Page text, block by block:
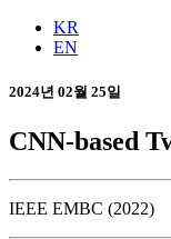
KR
EN
2024년 02월 25일
CNN-based
IEEE EMBC (2022)